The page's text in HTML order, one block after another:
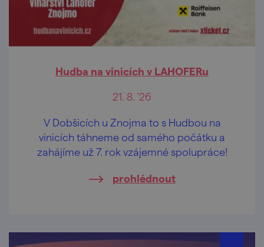
Hudba na vinicích v LAHOFERu
21. 8. '26
V Dobšicích u Znojma to s Hudbou na
vinicích táhneme od samého počátku a
zahájíme už 7. rok vzájemné spolupráce!
prohlédnout